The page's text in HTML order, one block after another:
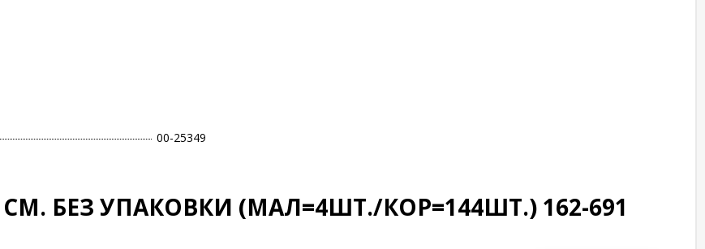
00-25349
БЕЗ УПАКОВКИ (МАЛ=4ШТ./КОР=144ШТ.) 162-691